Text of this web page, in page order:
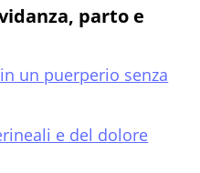
parto e
un puerperio senza
e del dolore